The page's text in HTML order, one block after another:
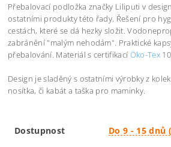
Přebalovací podložka značky Liliputi v
ostatními produkty této řady. Řešení pro
cestách, které se dá hezky složit.
zabránění "malým nehodám". Praktické
přebalování. Materiál s certifikací Öko-Tex
Design je sladěný s ostatními výrobky z
nosítka, či kabát a taška pro maminky.
Dostupnost Do 9 - 15 dnů